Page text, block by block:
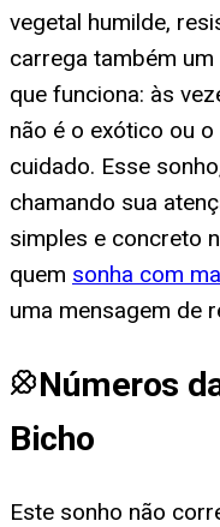
vegetal humilde,
carrega também
que funciona: às
não é o exótico ou
cuidado. Esse
chamando sua
simples e concreto
quem sonha com
uma mensagem de
Números
Bicho
Este sonho não